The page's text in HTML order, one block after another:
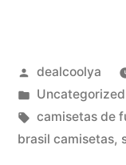
Publicado
por
dealcoolya
Publicado
en
Uncategorized
Etiquetas:
camisetas de
brasil camisetas,